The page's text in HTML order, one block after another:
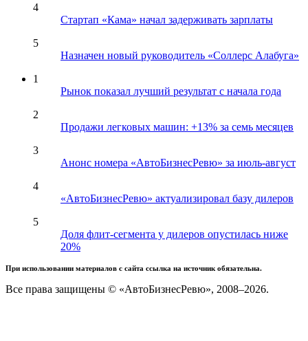
4
Стартап «Кама» начал задерживать зарплаты
5
Назначен новый руководитель «Соллерс Алабуга»
1
Рынок показал лучший результат с начала года
2
Продажи легковых машин: +13% за семь месяцев
3
Анонс номера «АвтоБизнесРевю» за июль-август
4
«АвтоБизнесРевю» актуализировал базу дилеров
5
Доля флит-сегмента у дилеров опустилась ниже
20%
При использовании материалов с сайта ссылка на источник обязательна.
Все права защищены © «АвтоБизнесРевю», 2008–2026.